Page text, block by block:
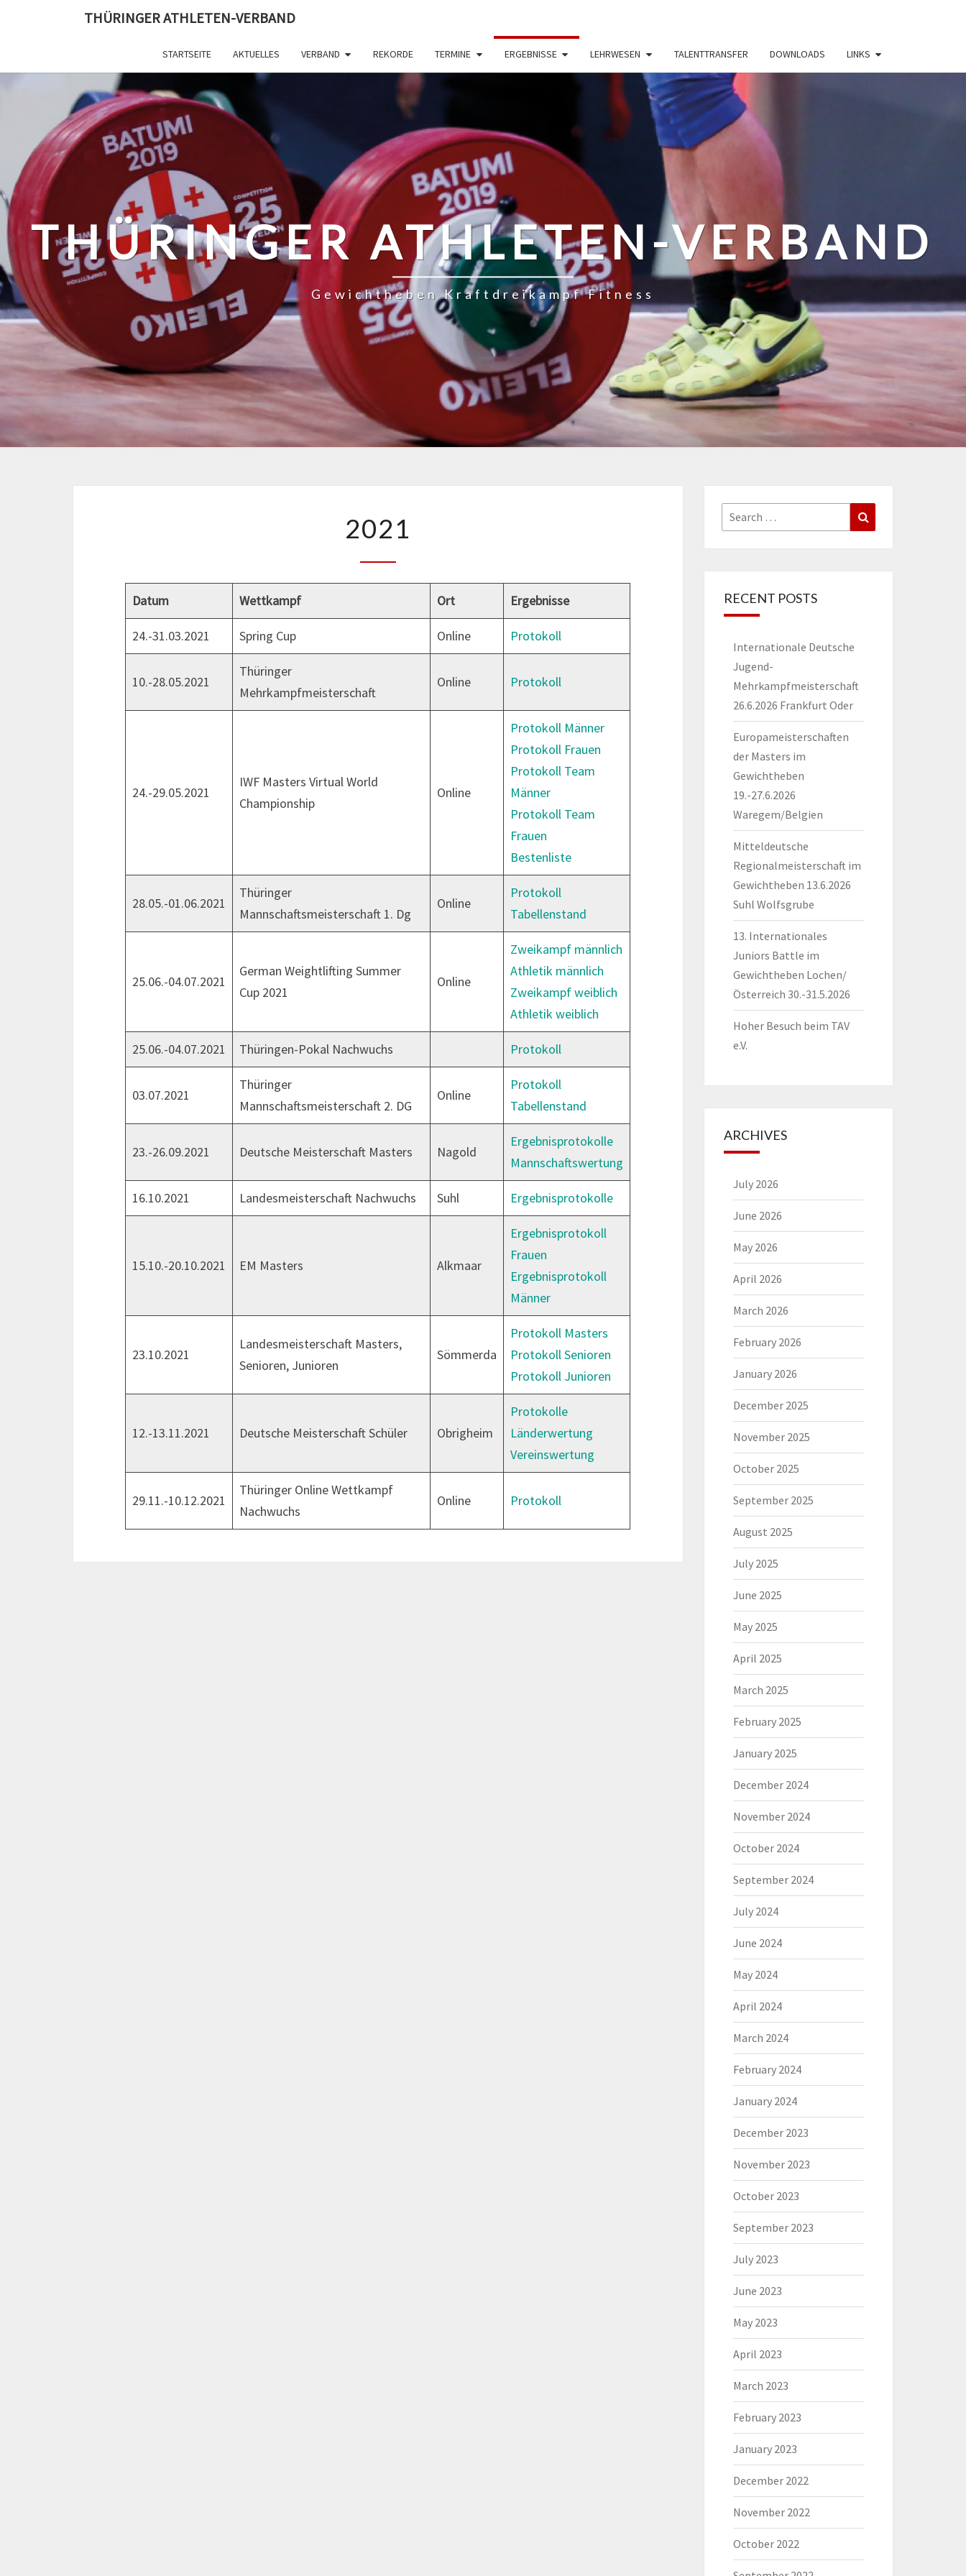
THÜRINGER ATHLETEN-VERBAND
STARTSEITE AKTUELLES VERBAND REKORDE TERMINE ERGEBNISSE LEHRWESEN TALENTTRANSFER DOWNLOADS LINKS
THÜRINGER ATHLETEN-VERBAND
Gewichtheben Kraftdreikampf Fitness
2021
Datum Wettkampf Ort Ergebnisse
24.-31.03.2021 Spring Cup Online Protokoll
10.-28.05.2021
Thüringer
Mehrkampfmeisterschaft
Online Protokoll
24.-29.05.2021
IWF Masters Virtual World
Championship
Online
Protokoll Männer
Protokoll Frauen
Protokoll Team
Männer
Protokoll Team
Frauen
Bestenliste
28.05.-01.06.2021
Thüringer
Mannschaftsmeisterschaft 1. Dg
Online
Protokoll
Tabellenstand
25.06.-04.07.2021
German Weightlifting Summer
Cup 2021
Online
Zweikampf männlich
Athletik männlich
Zweikampf weiblich
Athletik weiblich
25.06.-04.07.2021 Thüringen-Pokal Nachwuchs Protokoll
03.07.2021
Thüringer
Mannschaftsmeisterschaft 2. DG
Online
Protokoll
Tabellenstand
23.-26.09.2021 Deutsche Meisterschaft Masters Nagold
Ergebnisprotokolle
Mannschaftswertung
16.10.2021 Landesmeisterschaft Nachwuchs Suhl Ergebnisprotokolle
15.10.-20.10.2021 EM Masters Alkmaar
Ergebnisprotokoll
Frauen
Ergebnisprotokoll
Männer
23.10.2021
Landesmeisterschaft Masters,
Senioren, Junioren
Sömmerda
Protokoll Masters
Protokoll Senioren
Protokoll Junioren
12.-13.11.2021 Deutsche Meisterschaft Schüler Obrigheim
Protokolle
Länderwertung
Vereinswertung
29.11.-10.12.2021
Thüringer Online Wettkampf
Nachwuchs
Online Protokoll
Search
for:
RECENT POSTS
Internationale Deutsche
Jugend-
Mehrkampfmeisterschaft
26.6.2026 Frankfurt Oder
Europameisterschaften
der Masters im
Gewichtheben
19.-27.6.2026
Waregem/Belgien
Mitteldeutsche
Regionalmeisterschaft im
Gewichtheben 13.6.2026
Suhl Wolfsgrube
13. Internationales
Juniors Battle im
Gewichtheben Lochen/
Österreich 30.-31.5.2026
Hoher Besuch beim TAV
e.V.
ARCHIVES
July 2026
June 2026
May 2026
April 2026
March 2026
February 2026
January 2026
December 2025
November 2025
October 2025
September 2025
August 2025
July 2025
June 2025
May 2025
April 2025
March 2025
February 2025
January 2025
December 2024
November 2024
October 2024
September 2024
July 2024
June 2024
May 2024
April 2024
March 2024
February 2024
January 2024
December 2023
November 2023
October 2023
September 2023
July 2023
June 2023
May 2023
April 2023
March 2023
February 2023
January 2023
December 2022
November 2022
October 2022